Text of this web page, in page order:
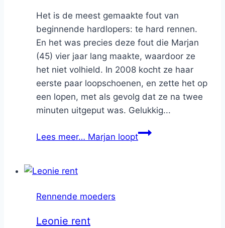
Het is de meest gemaakte fout van
beginnende hardlopers: te hard rennen.
En het was precies deze fout die Marjan
(45) vier jaar lang maakte, waardoor ze
het niet volhield. In 2008 kocht ze haar
eerste paar loopschoenen, en zette het op
een lopen, met als gevolg dat ze na twee
minuten uitgeput was. Gelukkig...
Lees meer… Marjan loopt
Rennende moeders
Leonie rent